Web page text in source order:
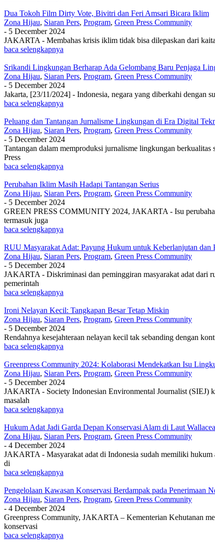
Dua Tokoh Film Dirty Vote, Bivitri dan Feri Amsari Bicara Iklim
Zona Hijau, Siaran Pers, Program, Green Press Community
- 5 December 2024
JAKARTA - Membahas krisis iklim tidak bisa dilepaskan dari
baca selengkapnya
Srikandi Lingkungan Berharap Ada Gelombang Baru Penjaga
Zona Hijau, Siaran Pers, Program, Green Press Community
- 5 December 2024
Jakarta, [23/11/2024] - Indonesia, negara yang diberkahi dengan
baca selengkapnya
Peluang dan Tantangan Jurnalisme Lingkungan di Era Digital
Zona Hijau, Siaran Pers, Program, Green Press Community
- 5 December 2024
Tantangan dalam memproduksi jurnalisme lingkungan
Press
baca selengkapnya
Perubahan Iklim Masih Hadapi Tantangan Serius
Zona Hijau, Siaran Pers, Program, Green Press Community
- 5 December 2024
GREEN PRESS COMMUNITY 2024, JAKARTA - Isu
termasuk juga
baca selengkapnya
RUU Masyarakat Adat: Payung Hukum untuk Keberlanjutan dan
Zona Hijau, Siaran Pers, Program, Green Press Community
- 5 December 2024
JAKARTA - Diskriminasi dan peminggiran masyarakat adat dari
pemerintah
baca selengkapnya
Ironi Nelayan Kecil: Tangkapan Besar Tetap Miskin
Zona Hijau, Siaran Pers, Program, Green Press Community
- 5 December 2024
Rendahnya kesejahteraan nelayan kecil tak sebanding dengan
baca selengkapnya
Greenpress Community 2024: Kolaborasi Mendekatkan Isu
Zona Hijau, Siaran Pers, Program, Green Press Community
- 5 December 2024
JAKARTA - Society Indonesian Environmental Journalist (SIEJ)
masalah
baca selengkapnya
Hukum Adat Jadi Garda Depan Konservasi Alam di Laut Wallacea
Zona Hijau, Siaran Pers, Program, Green Press Community
- 4 December 2024
JAKARTA - Masyarakat adat di Indonesia sudah memiliki hukum
di
baca selengkapnya
Pengelolaan Kawasan Konservasi Berdampak pada Penerimaan
Zona Hijau, Siaran Pers, Program, Green Press Community
- 4 December 2024
Greenpress Community, JAKARTA – Kementerian Kehutanan
konservasi
baca selengkapnya